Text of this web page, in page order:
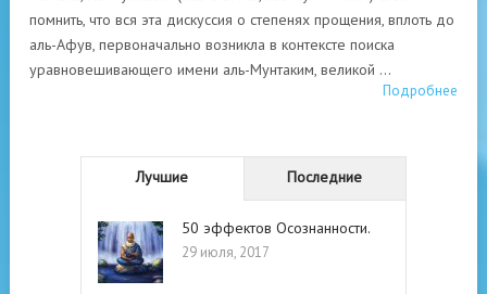
ВРАЧЕВАТЕЛИ
СЕРДЦА
помнить, что вся эта дискуссия о степенях прощения, вплоть до
аль-Афув, первоначально возникла в контексте поиска
уравновешивающего имени аль-Мунтаким, великой …
Подробнее
Лучшие Последние
50 эффектов Осознанности.
29 июля, 2017